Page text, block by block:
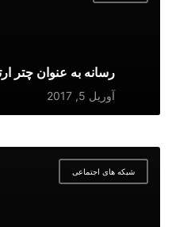
رسانه به عنوان چتر
آوریل 5, 2017
شبکه های اجتماعی